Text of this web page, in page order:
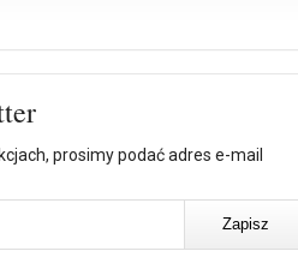
prosimy podać adres e-mail